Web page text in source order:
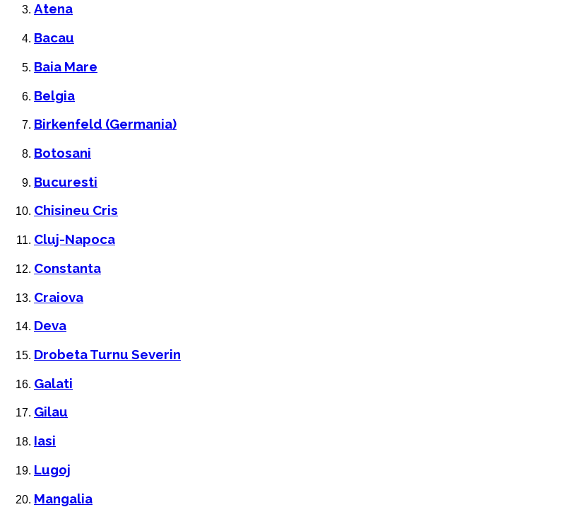
Atena
Bacau
Baia Mare
Belgia
Birkenfeld (Germania)
Botosani
Bucuresti
Chisineu Cris
Cluj-Napoca
Constanta
Craiova
Deva
Drobeta Turnu Severin
Galati
Gilau
Iasi
Lugoj
Mangalia